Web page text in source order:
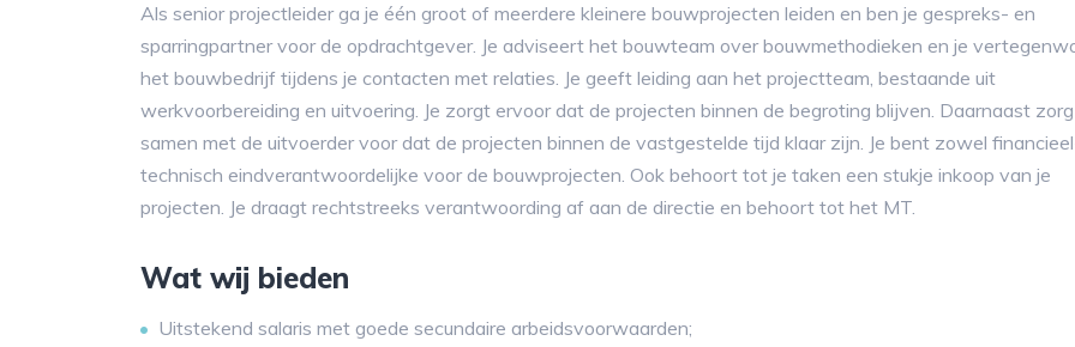
Als senior projectleider ga je één groot of meerdere kleinere bouwprojecten leiden en ben je gespreks- en
sparringpartner voor de opdrachtgever. Je adviseert het bouwteam over bouwmethodieken en je
het bouwbedrijf tijdens je contacten met relaties. Je geeft leiding aan het projectteam, bestaande uit
werkvoorbereiding en uitvoering. Je zorgt ervoor dat de projecten binnen de begroting blijven. Daarnaast
samen met de uitvoerder voor dat de projecten binnen de vastgestelde tijd klaar zijn. Je bent zowel
technisch eindverantwoordelijke voor de bouwprojecten. Ook behoort tot je taken een stukje inkoop van je
projecten. Je draagt rechtstreeks verantwoording af aan de directie en behoort tot het MT.
Wat wij bieden
Uitstekend salaris met goede secundaire arbeidsvoorwaarden;